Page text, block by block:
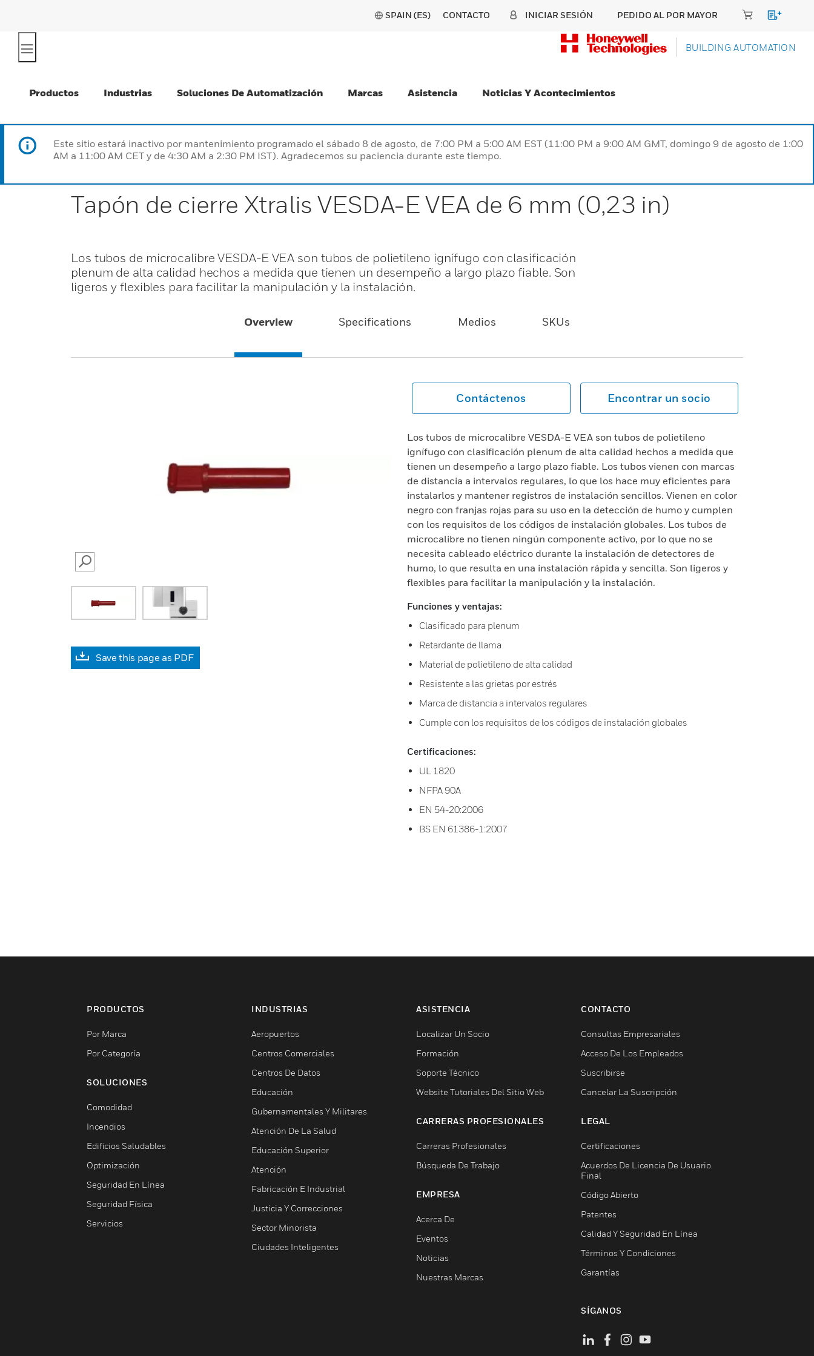
SPAIN (ES) CONTACTO INICIAR SESIÓN PEDIDO AL POR MAYOR
BUILDING AUTOMATION
Productos Industrias Soluciones De Automatización Marcas Asistencia Noticias Y Acontecimientos
Este sitio estará inactivo por mantenimiento programado el sábado 8 de agosto, de 7:00 PM a 5:00 AM EST (11:00 PM a 9:00 AM GMT, domingo 9 de agosto de 1:00
AM a 11:00 AM CET y de 4:30 AM a 2:30 PM IST). Agradecemos su paciencia durante este tiempo.
Tapón de cierre Xtralis VESDA-E VEA de 6 mm (0,23 in)
Los tubos de microcalibre VESDA-E VEA son tubos de polietileno ignífugo con clasificación
plenum de alta calidad hechos a medida que tienen un desempeño a largo plazo fiable. Son
ligeros y flexibles para facilitar la manipulación y la instalación.
Overview Specifications Medios SKUs
SEARCH
Save this page as PDF
Contáctenos Encontrar un socio
Los tubos de microcalibre VESDA-E VEA son tubos de polietileno
ignífugo con clasificación plenum de alta calidad hechos a medida que
tienen un desempeño a largo plazo fiable. Los tubos vienen con marcas
de distancia a intervalos regulares, lo que los hace muy eficientes para
instalarlos y mantener registros de instalación sencillos. Vienen en color
negro con franjas rojas para su uso en la detección de humo y cumplen
con los requisitos de los códigos de instalación globales. Los tubos de
microcalibre no tienen ningún componente activo, por lo que no se
necesita cableado eléctrico durante la instalación de detectores de
humo, lo que resulta en una instalación rápida y sencilla. Son ligeros y
flexibles para facilitar la manipulación y la instalación.
Funciones y ventajas:
Clasificado para plenum
Retardante de llama
Material de polietileno de alta calidad
Resistente a las grietas por estrés
Marca de distancia a intervalos regulares
Cumple con los requisitos de los códigos de instalación globales
Certificaciones:
UL 1820
NFPA 90A
EN 54-20:2006
BS EN 61386-1:2007
PRODUCTOS
Por Marca
Por Categoría
SOLUCIONES
Comodidad
Incendios
Edificios Saludables
Optimización
Seguridad En Línea
Seguridad Física
Servicios
INDUSTRIAS
Aeropuertos
Centros Comerciales
Centros De Datos
Educación
Gubernamentales Y Militares
Atención De La Salud
Educación Superior
Atención
Fabricación E Industrial
Justicia Y Correcciones
Sector Minorista
Ciudades Inteligentes
ASISTENCIA
Localizar Un Socio
Formación
Soporte Técnico
Website Tutoriales Del Sitio Web
CARRERAS PROFESIONALES
Carreras Profesionales
Búsqueda De Trabajo
EMPRESA
Acerca De
Eventos
Noticias
Nuestras Marcas
CONTACTO
Consultas Empresariales
Acceso De Los Empleados
Suscribirse
Cancelar La Suscripción
LEGAL
Certificaciones
Acuerdos De Licencia De Usuario
Final
Código Abierto
Patentes
Calidad Y Seguridad En Línea
Términos Y Condiciones
Garantías
SÍGANOS